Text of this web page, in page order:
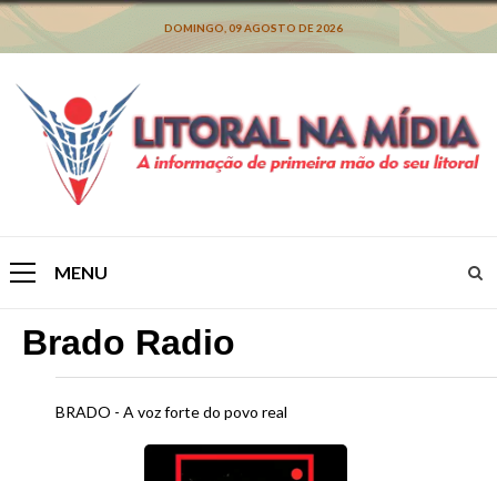
Skip
content
DOMINGO, 09 AGOSTO DE 2026
PrimaryMENU
Brado Radio
BRADO - A voz forte do povo real